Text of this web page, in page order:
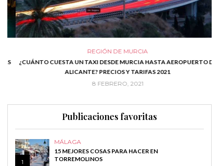
REGIÓN DE MURCIA
¿CUÁNTO CUESTA UN TAXI DESDE MURCIA HASTA AEROPUERTO DE
ALICANTE? PRECIOS Y TARIFAS 2021
8 FEBRERO, 2021
Publicaciones favoritas
1
MÁLAGA
15 MEJORES COSAS PARA HACER EN
TORREMOLINOS